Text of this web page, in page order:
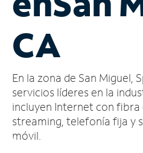
cuenta
Encuentra
tienda
CA
En la zona de San Miguel,
servicios líderes en la
incluyen Internet con
streaming, telefonía fija y
móvil.